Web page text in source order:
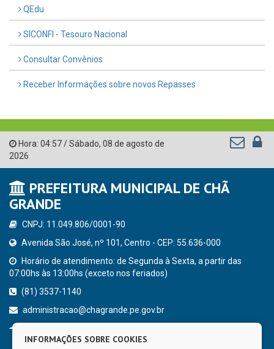
QEdu
SICONFI - Tesouro Nacional
Consultar Convênios
Receber Informações sobre novos Repasses
Hora: 04:57/Sábado, 08 de agosto de
2026
PREFEITURA MUNICIPAL DE CHÃ
GRANDE
CNPJ: 11.049.806/0001-90
Avenida São José, nº 101, Centro - CEP: 55.636-000
Horário de atendimento: de Segunda à Sexta, a partir das
07:00hs às 13:00hs (exceto nos feriados)
(81) 3537-1140
administracao@chagrande.pe.gov.br
INFORMAÇÕES SOBRE COOKIES